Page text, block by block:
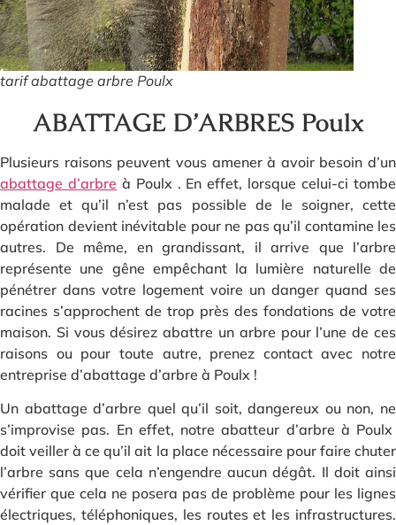
tarif abattage arbre Poulx
ABATTAGE D’ARBRES Poulx
Plusieurs raisons peuvent vous amener à avoir besoin d’un
abattage d’arbre à Poulx . En effet, lorsque celui-ci tombe
malade et qu’il n’est pas possible de le soigner, cette
opération devient inévitable pour ne pas qu’il contamine les
autres. De même, en grandissant, il arrive que l’arbre
représente une gêne empêchant la lumière naturelle de
pénétrer dans votre logement voire un danger quand ses
racines s’approchent de trop près des fondations de votre
maison. Si vous désirez abattre un arbre pour l’une de ces
raisons ou pour toute autre, prenez contact avec notre
entreprise d’abattage d’arbre à Poulx !
Un abattage d’arbre quel qu’il soit, dangereux ou non, ne
s’improvise pas. En effet, notre abatteur d’arbre à Poulx
doit veiller à ce qu’il ait la place nécessaire pour faire chuter
l’arbre sans que cela n’engendre aucun dégât. Il doit ainsi
vérifier que cela ne posera pas de problème pour les lignes
électriques, téléphoniques, les routes et les infrastructures.